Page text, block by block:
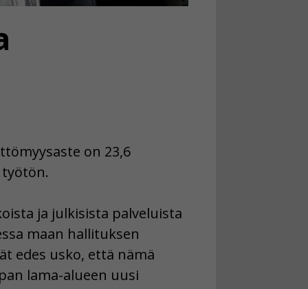
on 23,6
ja julkisista palveluista
maan hallituksen
edes usko, että nämä
lama-alueen uusi